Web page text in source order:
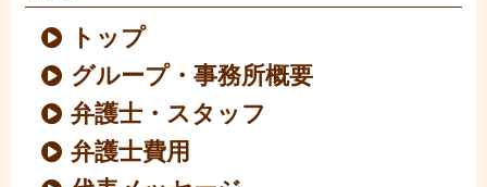
トップ
グループ・事務所概要
弁護士・スタッフ
弁護士費用